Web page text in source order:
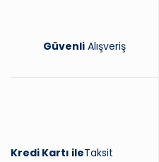
Güvenli Alışveriş
Kredi Kartı ileTaksit